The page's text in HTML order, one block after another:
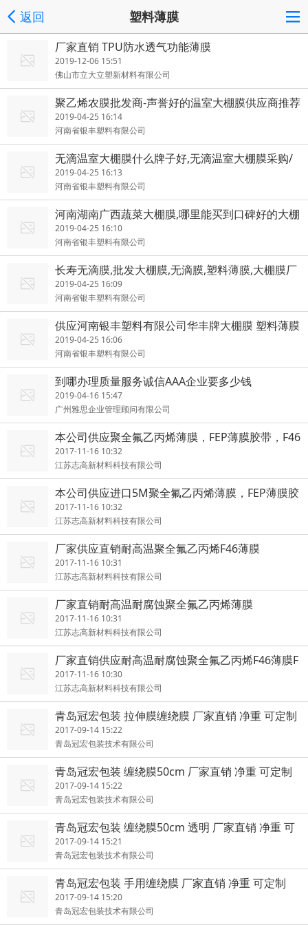
返回 塑料薄膜
厂家直销 TPU防水透气功能薄膜
2019-12-06 15:51
佛山市立大立塑新材料有限公司
聚乙烯农膜批发商-声誉好的温室大棚膜供应商推荐
河南银丰塑料
2019-04-25 16:14
河南省银丰塑料有限公司
无滴温室大棚膜什么牌子好,无滴温室大棚膜采购/
批发价格
2019-04-25 16:13
河南省银丰塑料有限公司
河南湖南广西蔬菜大棚膜,哪里能买到口碑好的大棚
膜
2019-04-25 16:10
河南省银丰塑料有限公司
长寿无滴膜,批发大棚膜,无滴膜,塑料薄膜,大棚膜厂
家银丰塑业
2019-04-25 16:09
河南省银丰塑料有限公司
供应河南银丰塑料有限公司华丰牌大棚膜 塑料薄膜
农用大棚膜
2019-04-25 16:06
河南省银丰塑料有限公司
到哪办理质量服务诚信AAA企业要多少钱
2019-04-16 15:47
广州雅思企业管理顾问有限公司
本公司供应聚全氟乙丙烯薄膜，FEP薄膜胶带，F46
膜
2017-11-16 10:32
江苏志高新材料科技有限公司
本公司供应进口5M聚全氟乙丙烯薄膜，FEP薄膜胶
带，F46膜
2017-11-16 10:32
江苏志高新材料科技有限公司
厂家供应直销耐高温聚全氟乙丙烯F46薄膜
2017-11-16 10:31
江苏志高新材料科技有限公司
厂家直销耐高温耐腐蚀聚全氟乙丙烯薄膜
2017-11-16 10:31
江苏志高新材料科技有限公司
厂家直销供应耐高温耐腐蚀聚全氟乙丙烯F46薄膜F
EP薄膜
2017-11-16 10:30
江苏志高新材料科技有限公司
青岛冠宏包装 拉伸膜缠绕膜 厂家直销 净重 可定制
2017-09-14 15:22
青岛冠宏包装技术有限公司
青岛冠宏包装 缠绕膜50cm 厂家直销 净重 可定制
2017-09-14 15:22
青岛冠宏包装技术有限公司
青岛冠宏包装 缠绕膜50cm 透明 厂家直销 净重 可
定制
2017-09-14 15:21
青岛冠宏包装技术有限公司
青岛冠宏包装 手用缠绕膜 厂家直销 净重 可定制
2017-09-14 15:20
青岛冠宏包装技术有限公司